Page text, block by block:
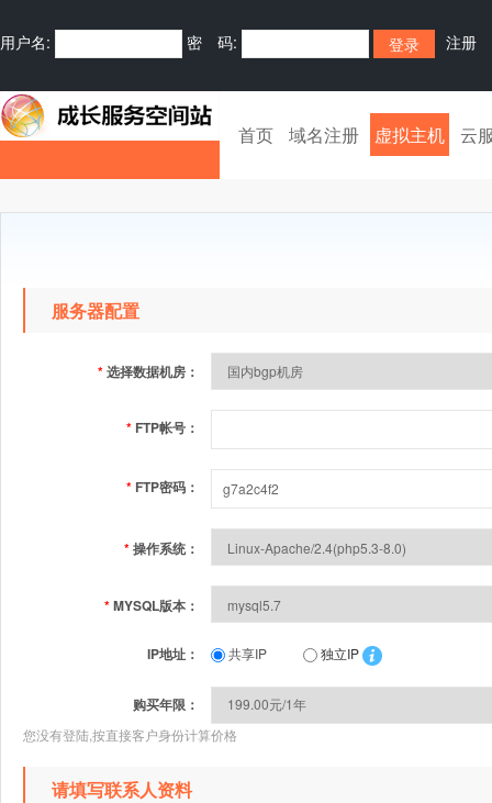
用户名: 密 码: 注册
首页 域名注册 虚拟主机 云
服务器配置
*选择数据机房：
* FTP帐号：
* FTP密码：
*操作系统：
*MYSQL版本：
IP地址： 共享IP 独立IP
购买年限：
您没有登陆,按直接客户身份计算价格
请填写联系人资料